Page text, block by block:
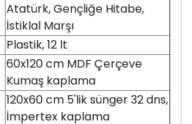
Atatürk, Gençliğe Hitabe,
İstiklal Marşı
Plastik, 12 lt
60x120 cm MDF Çerçeve
Kumaş kaplama
120x60 cm 5'lik sünger 32 dns,
İmpertex kaplama